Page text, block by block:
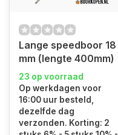
Lange speedboor 18
mm (lengte 400mm)
23 op voorraad
Op werkdagen voor
16:00 uur besteld,
dezelfde dag
verzonden. Korting: 2